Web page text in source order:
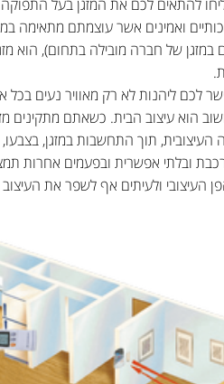
להתאים לכם את המזגן בעל התפוקה
ואמינים אשר עוצמתם מתאימה
במזגן של חברה מובילה בתחום), הוא
לכם ליהנות לא רק מאוויר
הוא עיצוב הבית. כשאתם מתקינים
העיצובית, תוך התחשבות במזגן, בצבעו,
ובלתי אפשרית ובפעמים אחרות
העיצובי ולעיתים אף לשפר את